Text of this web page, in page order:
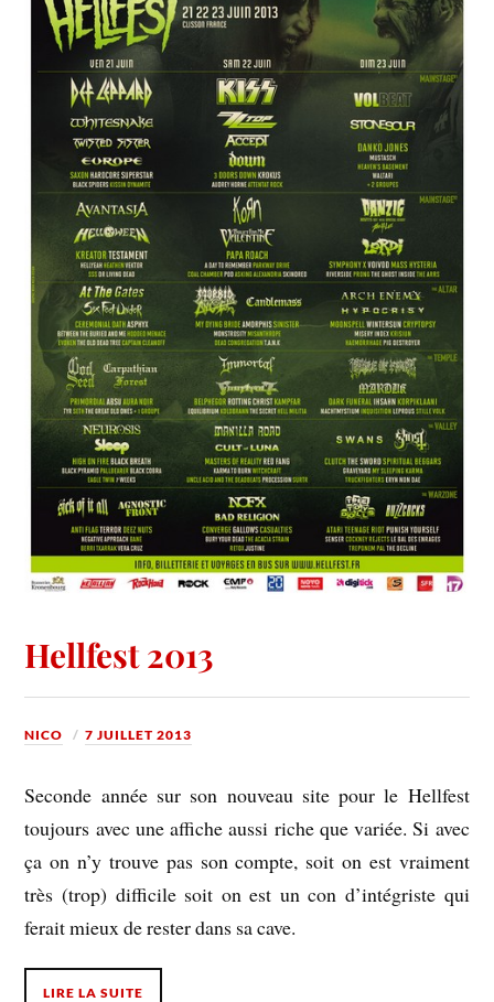
Hellfest 2013
NICO 7 JUILLET 2013
Seconde année sur son nouveau site pour le Hellfest
toujours avec une affiche aussi riche que variée. Si avec
ça on n’y trouve pas son compte, soit on est vraiment
très (trop) difficile soit on est un con d’intégriste qui
ferait mieux de rester dans sa cave.
LIRE LA SUITE